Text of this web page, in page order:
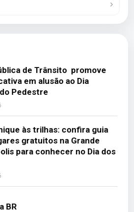
de Trânsito promove
em alusão ao Dia
Pedestre
às trilhas: confira guia
gratuitos na Grande
para conhecer no Dia dos
BR